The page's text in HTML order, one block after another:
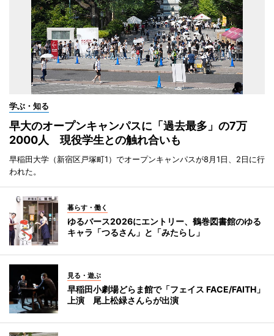
学ぶ・知る
早大のオープンキャンパスに「過去最多」の7万
2000人 現役学生との触れ合いも
早稲田大学（新宿区戸塚町1）でオープンキャンパスが8月1日、2日に行
われた。
暮らす・働く
ゆるバース2026にエントリー、鶴巻図書館のゆる
キャラ「つるさん」と「みたらし」
見る・遊ぶ
早稲田小劇場どらま館で「フェイス FACE/FAITH」
上演 尾上松緑さんらが出演